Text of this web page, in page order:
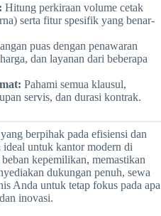
Hitung perkiraan volume cetak
serta fitur spesifik yang benar-
puas dengan penawaran
dan layanan dari beberapa
Pahami semua klausul,
servis, dan durasi kontrak.
berpihak pada efisiensi dan
untuk kantor modern di
kepemilikan, memastikan
dukungan penuh, sewa
Anda untuk tetap fokus pada apa
inovasi.